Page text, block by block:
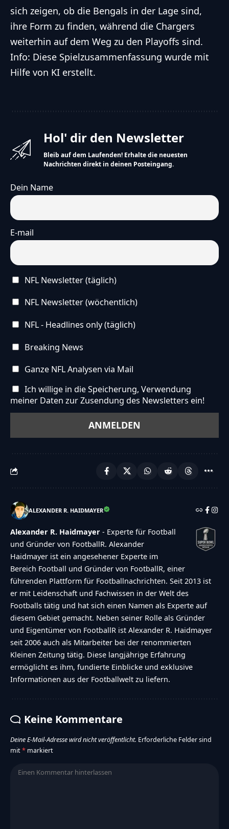
sich zeigen, ob die Bengals in der Lage sind,
ihre Form zu finden, während die Chargers
weiterhin auf dem Weg zu den Playoffs sind.
Info: Diese Spielzusammenfassung wurde mit
Hilfe von KI erstellt.
Hol' dir den Newsletter
Bleib auf dem Laufenden! Erhalte die neuesten
Nachrichten direkt in deinen Posteingang.
Dein Name
E-mail
NFL Newsletter (täglich)
NFL Newsletter (wöchentlich)
NFL - Headlines only (täglich)
Breaking News
Ganze NFL Analysen via Mail
Ich willige in die Speicherung, Verwendung
meiner Daten zur Zusendung des Newsletters ein!
ALEXANDER R. HAIDMAYER
Alexander R. Haidmayer - Experte für Football
und Gründer von FootballR. Alexander
Haidmayer ist ein angesehener Experte im
Bereich Football und Gründer von FootballR, einer
führenden Plattform für Footballnachrichten. Seit 2013 ist
er mit Leidenschaft und Fachwissen in der Welt des
Footballs tätig und hat sich einen Namen als Experte auf
diesem Gebiet gemacht. Neben seiner Rolle als Gründer
und Eigentümer von FootballR ist Alexander R. Haidmayer
seit 2006 auch als Mitarbeiter bei der renommierten
Kleinen Zeitung tätig. Diese langjährige Erfahrung
ermöglicht es ihm, fundierte Einblicke und exklusive
Informationen aus der Footballwelt zu liefern.
Keine Kommentare
Deine E-Mail-Adresse wird nicht veröffentlicht. Erforderliche Felder sind
mit* markiert